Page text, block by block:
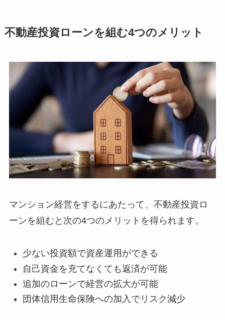
不動産投資ローンを組む4つのメリット
マンション経営をするにあたって、不動産投資ロ
ーンを組むと次の4つのメリットを得られます。
少ない投資額で資産運用ができる
自己資金を充てなくても返済が可能
追加のローンで経営の拡大が可能
団体信用生命保険への加入でリスク減少